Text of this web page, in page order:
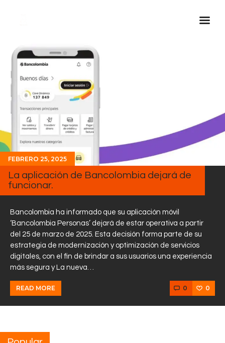
Inicio Real FM
Streaming
En Vivo
Descarga La APP
Programas
Noticias
Equipo
Sobre Nosotros
Contactos
FEBRERO 25, 2025
La aplicación de Bancolombia dejará de
funcionar.
Bancolombia ha informado que su aplicación móvil
‘Bancolombia Personas’ dejará de estar operativa a partir
del 25 de marzo de 2025. Esta decisión forma parte de su
estrategia de modernización y optimización de servicios
digitales, con el fin de brindar a sus usuarios una experiencia
más segura y La nueva…
READ MORE 0 0